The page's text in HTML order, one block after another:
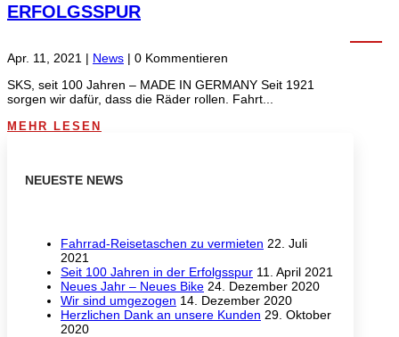
ERFOLGSSPUR
Apr. 11, 2021 | News | 0 Kommentieren
SKS, seit 100 Jahren – MADE IN GERMANY Seit 1921
sorgen wir dafür, dass die Räder rollen. Fahrt...
MEHR LESEN
NEUESTE NEWS
Fahrrad-Reisetaschen zu vermieten 22. Juli
2021
Seit 100 Jahren in der Erfolgsspur 11. April 2021
Neues Jahr – Neues Bike 24. Dezember 2020
Wir sind umgezogen 14. Dezember 2020
Herzlichen Dank an unsere Kunden 29. Oktober
2020